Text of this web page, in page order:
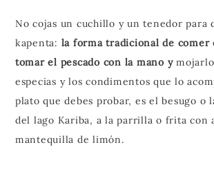
No cojas un cuchillo y un tenedor para
kapenta: la forma tradicional de comer
tomar el pescado con la mano y
especias y los condimentos que lo
plato que debes probar, es el besugo o
del lago Kariba, a la parrilla o frita con
mantequilla de limón.